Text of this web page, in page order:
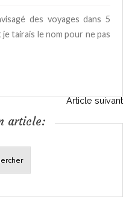
des voyages dans 5
tairais le nom pour ne pas
Article suivant
article: